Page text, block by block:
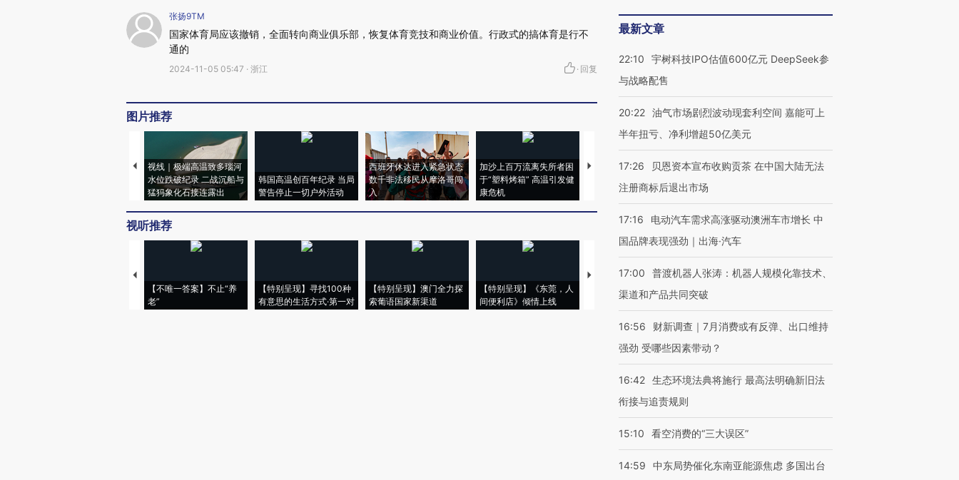
张扬9TM
国家体育局应该撤销，全面转向商业俱乐部，恢复体育竞技和商业价值。行政式的搞体育是行不
通的
2024-11-05 05:47 · 浙江 · 回复
图片推荐
视线｜极端高温致多瑙河
水位跌破纪录 二战沉船与
猛犸象化石接连露出
韩国高温创百年纪录 当局
警告停止一切户外活动
西班牙休达进入紧急状态
数千非法移民从摩洛哥闯
入
加沙上百万流离失所者困
于“塑料烤箱” 高温引发健
康危机
视线｜HYROX的吸金
心“花钱找虐”？
马航飞行员跨国走私7万
毒品
视线｜被称为“蟑螂”的印
视听推荐
【不唯一答案】不止“养
老”
【特别呈现】寻找100种
有意思的生活方式·第一对
【特别呈现】澳门全力探
索葡语国家新渠道
【特别呈现】《东莞，人
间便利店》倾情上线
【推广】走进第四届链博
会，让数智科技“链”接产
【特别呈现】寻找100种
有意思的生活方式·第三对
【商旅对话】华住集团
最新文章
22:10
宇树科技IPO估值600亿元 DeepSeek参
与战略配售
20:22 油气市场剧烈波动现套利空间 嘉能可上
半年扭亏、净利增超50亿美元
17:26
贝恩资本宣布收购贡茶 在中国大陆无法
注册商标后退出市场
17:16
电动汽车需求高涨驱动澳洲车市增长 中
国品牌表现强劲｜出海·汽车
17:00
普渡机器人张涛：机器人规模化靠技术、
渠道和产品共同突破
16:56
财新调查｜7月消费或有反弹、出口维持
强劲 受哪些因素带动？
16:42 生态环境法典将施行 最高法明确新旧法
衔接与追责规则
15:10 看空消费的“三大误区”
14:59
中东局势催化东南亚能源焦虑 多国出台